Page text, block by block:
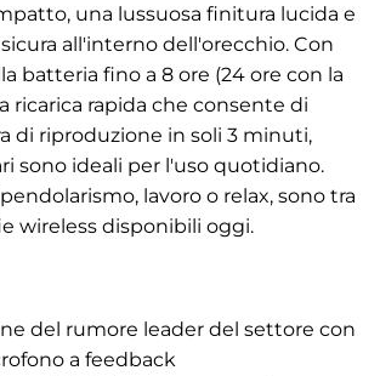
una lussuosa finitura lucida e
all'interno dell'orecchio. Con
batteria fino a 8 ore (24 ore con la
ricarica rapida che consente di
di riproduzione in soli 3 minuti,
sono ideali per l'uso quotidiano.
lavoro o relax, sono tra
wireless disponibili oggi.
del rumore leader del settore con
a feedback